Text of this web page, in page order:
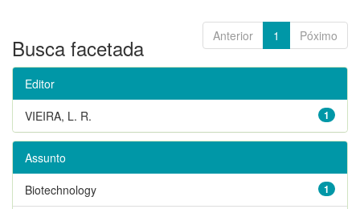
Anterior 1 Póximo
Busca facetada
Editor
1
VIEIRA, L. R.
Assunto
1
Biotechnology